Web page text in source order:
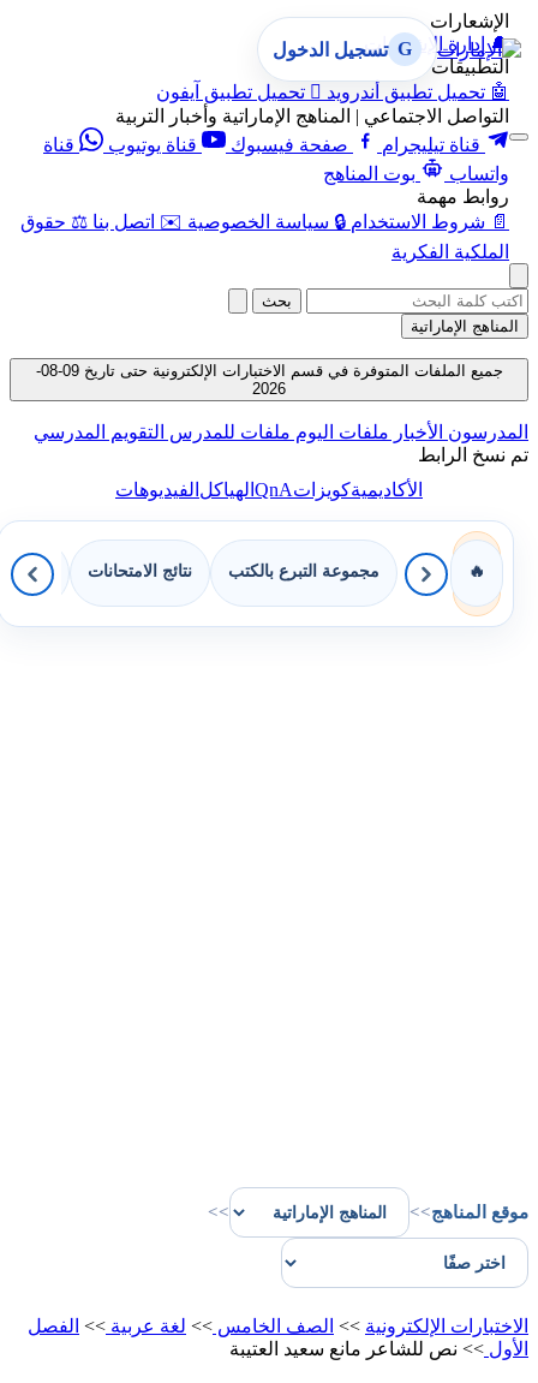
الإشعارات
🔔 إدارة الإشعارات
التطبيقات
🤖 تحميل تطبيق أندرويد  تحميل تطبيق آيفون
التواصل الاجتماعي | المناهج الإماراتية وأخبار التربية
قناة تيليجرام
صفحة فيسبوك قناة يوتيوب
قناة
واتساب
بوت المناهج
روابط مهمة
📄 شروط الاستخدام 🔒 سياسة الخصوصية ✉️ اتصل بنا ⚖️ حقوق
الملكية الفكرية
G تسجيل الدخول
بحث
المناهج الإماراتية
جميع الملفات المتوفرة في قسم الاختبارات الإلكترونية حتى تاريخ 09-08-
2026
المدرسون الأخبار ملفات اليوم ملفات للمدرس التقويم المدرسي
تم نسخ الرابط
الأكاديميةكويزاتQnAالهياكل الفيديوهات
🔥 مجموعة التبرع بالكتب نتائج الامتحانات
موقع المناهج>>
>>
الاختبارات الإلكترونية >> الصف الخامس >> لغة عربية >> الفصل
الأول >> نص للشاعر مانع سعيد العتيبة